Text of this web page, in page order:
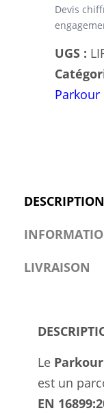
P12
–
XXL
-
Certifiés
16899
EN
Devis
UGS :
Parkour
DESCRIPTION
LIVRAISON
Le
est un
EN